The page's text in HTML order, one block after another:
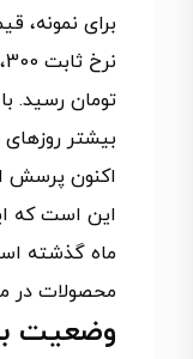
تومان رسید.
بیشتر روزهای
اکنون پرسش
این است که
محصولات در
وضعیت